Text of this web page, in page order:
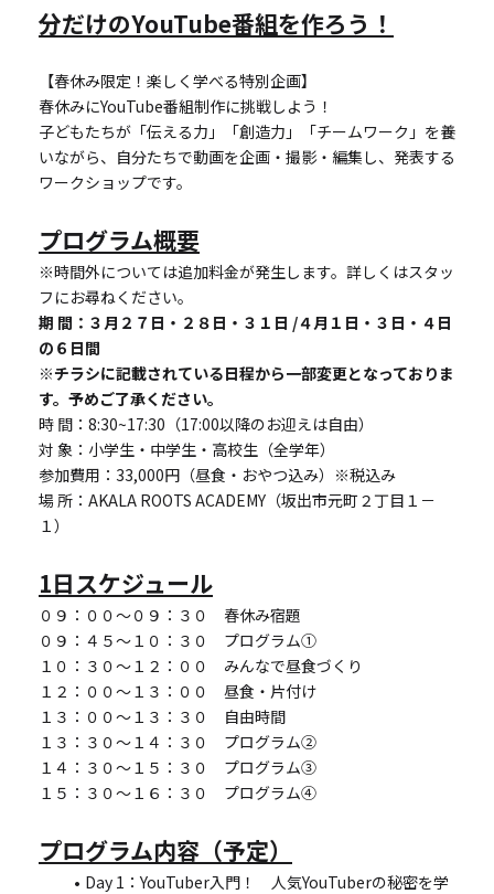
分だけのYouTube番組を作ろう！
【春休み限定！楽しく学べる特別企画】
春休みにYouTube番組制作に挑戦しよう！
子どもたちが「伝える力」「創造力」「チームワーク」を養
いながら、自分たちで動画を企画・撮影・編集し、発表する
ワークショップです。
プログラム概要
※時間外については追加料金が発生します。詳しくはスタッ
フにお尋ねください。
期 間：３月２７日・２８日・３１日 /４月１日・３日・４日
の６日間
※チラシに記載されている日程から一部変更となっておりま
す。予めご了承ください。
時 間：8:30~17:30（17:00以降のお迎えは自由）
対 象：小学生・中学生・高校生（全学年）
参加費用：33,000円（昼食・おやつ込み）※税込み
場 所：AKALA ROOTS ACADEMY（坂出市元町２丁目１－
１）
1日スケジュール
０９：００～０９：３０　春休み宿題
０９：４５～１０：３０　プログラム①
１０：３０～１２：００　みんなで昼食づくり
１２：００～１３：００　昼食・片付け
１３：００～１３：３０　自由時間
１３：３０～１４：３０　プログラム②
１４：３０～１５：３０　プログラム③
１５：３０～１６：３０　プログラム④
プログラム内容（予定）
Day 1：YouTuber入門！　人気YouTuberの秘密を学